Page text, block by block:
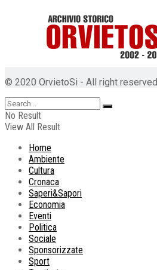
© 2020 OrvietoSi - All right reserved
No Result
View All Result
Home
Ambiente
Cultura
Cronaca
Saperi&Sapori
Economia
Eventi
Politica
Sociale
Sponsorizzate
Sport